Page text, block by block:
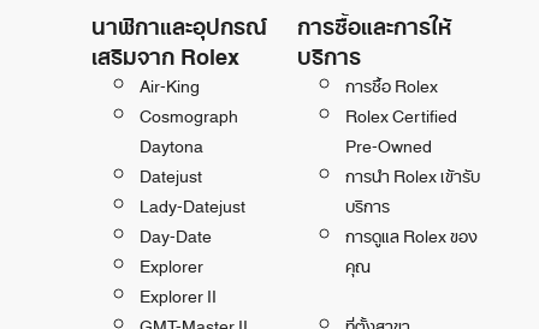
นาฬิกาและอุปกรณ์
เสริมจาก Rolex
Air-King
Cosmograph
Daytona
Datejust
Lady-Datejust
Day-Date
Explorer
Explorer II
GMT-Master II
การซื้อและการให้
บริการ
การซื้อ Rolex
Rolex Certified
Pre-Owned
การนำ Rolex เข้ารับ
บริการ
การดูแล Rolex ของ
คุณ
ที่ตั้งสาขา